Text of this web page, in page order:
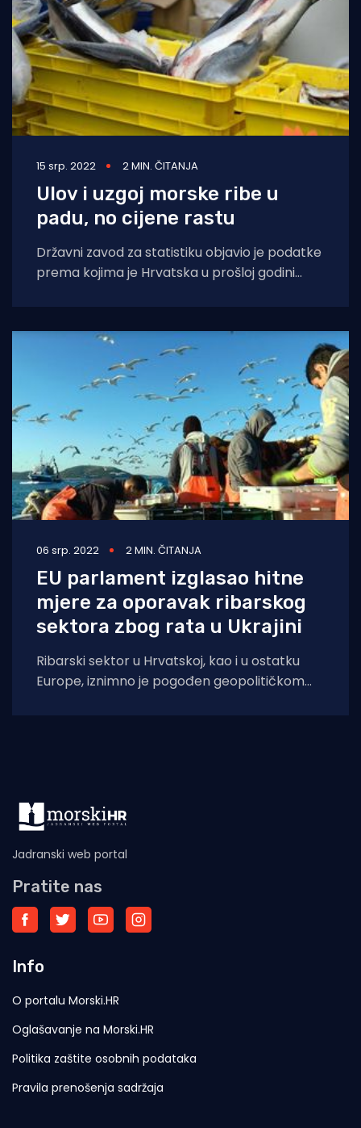
15 srp. 2022 2 MIN. ČITANJA
Ulov i uzgoj morske ribe u
padu, no cijene rastu
Državni zavod za statistiku objavio je podatke
prema kojima je Hrvatska u prošloj godini
06 srp. 2022 2 MIN. ČITANJA
EU parlament izglasao hitne
mjere za oporavak ribarskog
sektora zbog rata u Ukrajini
Ribarski sektor u Hrvatskoj, kao i u ostatku
Europe, iznimno je pogođen geopolitičkom
Jadranski web portal
Pratite nas
Info
O portalu Morski.HR
Oglašavanje na Morski.HR
Politika zaštite osobnih podataka
Pravila prenošenja sadržaja